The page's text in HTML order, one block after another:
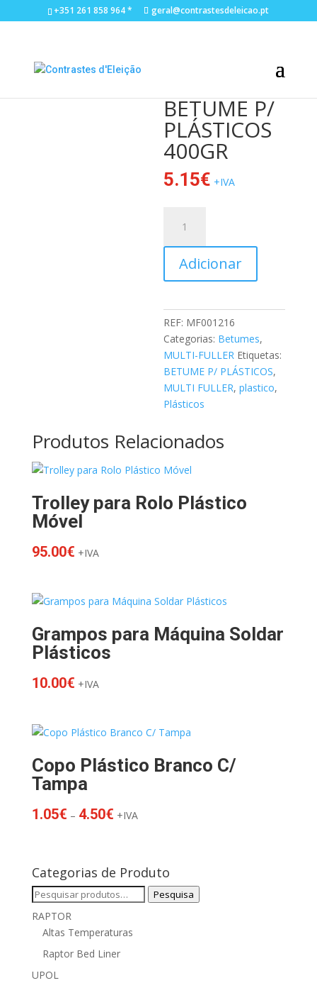
+351 261 858 964 * geral@contrastesdeleicao.pt
BETUME P/
PLÁSTICOS
400GR
5.15€ +IVA
BETUME
PLÁSTICOS
Adicionar
t
e
r
a
t
i
v
e
:
REF: MF001216
Categorias: Betumes,
MULTI-FULLER Etiquetas:
BETUME P/ PLÁSTICOS,
MULTI FULLER,plastico,
Plásticos
Produtos Relacionados
Trolley para Rolo Plástico
Móvel
95.00€ +IVA
Grampos para Máquina Soldar
Plásticos
10.00€ +IVA
Copo Plástico Branco C/
Tampa
1.05€ – 4.50€Price
4.50€
+IVA
Categorias de Produto
Pesquisar
Pesquisa
RAPTOR
Altas Temperaturas
Raptor Bed Liner
UPOL